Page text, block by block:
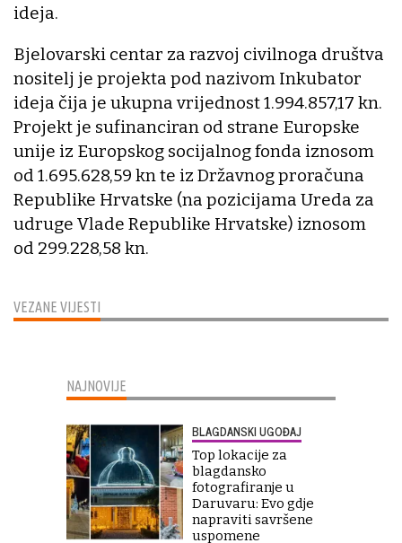
VEZANE VIJESTI
ideja.
Bjelovarski centar za razvoj civilnoga društva
nositelj je projekta pod nazivom Inkubator
ideja čija je ukupna vrijednost 1.994.857,17 kn.
Projekt je sufinanciran od strane Europske
unije iz Europskog socijalnog fonda iznosom
od 1.695.628,59 kn te iz Državnog proračuna
Republike Hrvatske (na pozicijama Ureda za
udruge Vlade Republike Hrvatske) iznosom
od 299.228,58 kn.
NAJNOVIJE
BLAGDANSKI UGOĐAJ
Top lokacije za
blagdansko
fotografiranje u
Daruvaru: Evo gdje
napraviti savršene
uspomene